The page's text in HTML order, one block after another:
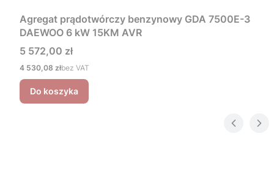
Agregat prądotwórczy benzynowy GDA 7500E-3
DAEWOO 6 kW 15KM AVR
Cena
5 572,00 zł
Cena
4 530,08 złbez VAT
Do koszyka